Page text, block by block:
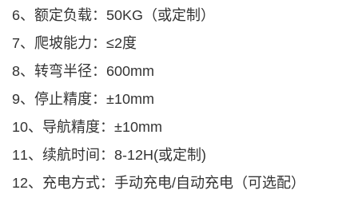
6、额定负载：50KG（或定制）
7、爬坡能力：≤2度
8、转弯半径：600mm
9、停止精度：±10mm
10、导航精度：±10mm
11、续航时间：8-12H(或定制)
12、充电方式：手动充电/自动充电（可选配）